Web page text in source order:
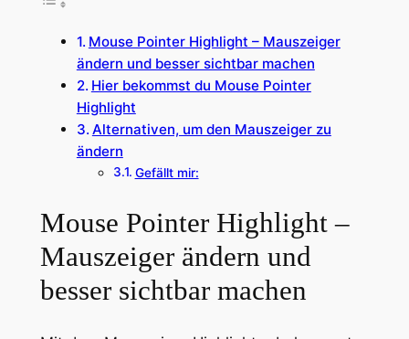
Mouse Pointer Highlight – Mauszeiger
ändern und besser sichtbar machen
Hier bekommst du Mouse Pointer
Highlight
Alternativen, um den Mauszeiger zu
ändern
Gefällt mir:
Mouse Pointer Highlight –
Mauszeiger ändern und
besser sichtbar machen